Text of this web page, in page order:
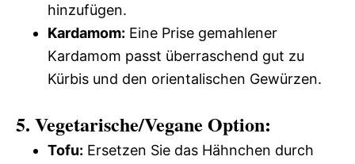
hinzufügen.
Kardamom: Eine Prise gemahlener
Kardamom passt überraschend gut zu
Kürbis und den orientalischen Gewürzen.
5. Vegetarische/Vegane Option:
Tofu: Ersetzen Sie das Hähnchen durch